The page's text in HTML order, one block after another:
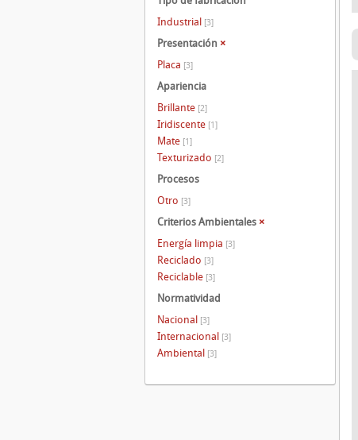
Industrial [3]
Presentación ×
Placa [3]
Apariencia
Brillante [2]
Iridiscente [1]
Mate [1]
Texturizado [2]
Procesos
Otro [3]
Criterios Ambientales ×
Energía limpia [3]
Reciclado [3]
Reciclable [3]
Normatividad
Nacional [3]
Internacional [3]
Ambiental [3]